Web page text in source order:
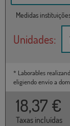
Medidas
Unidades:
* Laborables
eligiendo envío a
18,37 €
Taxas incluídas